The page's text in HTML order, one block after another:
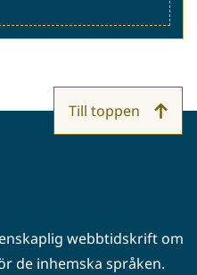
webbtidskrift om
de inhemska språken.
Till toppen